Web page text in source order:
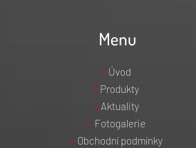
Menu
» Úvod
» Produkty
» Aktuality
» Fotogalerie
» Obchodní podmínky